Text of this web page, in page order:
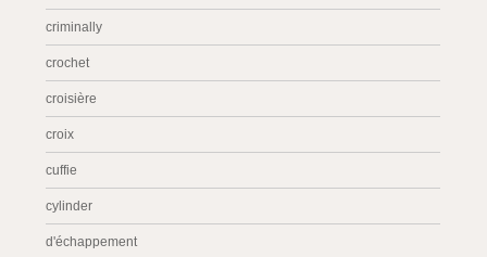
criminally
crochet
croisière
croix
cuffie
cylinder
d'échappement